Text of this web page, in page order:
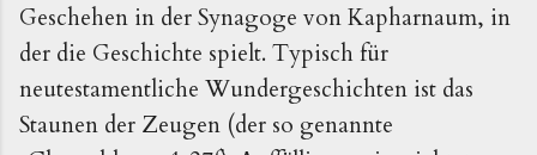
Geschehen in der Synagoge von Kapharnaum, in
der die Geschichte spielt. Typisch für
neutestamentliche Wundergeschichten ist das
Staunen der Zeugen (der so genannte